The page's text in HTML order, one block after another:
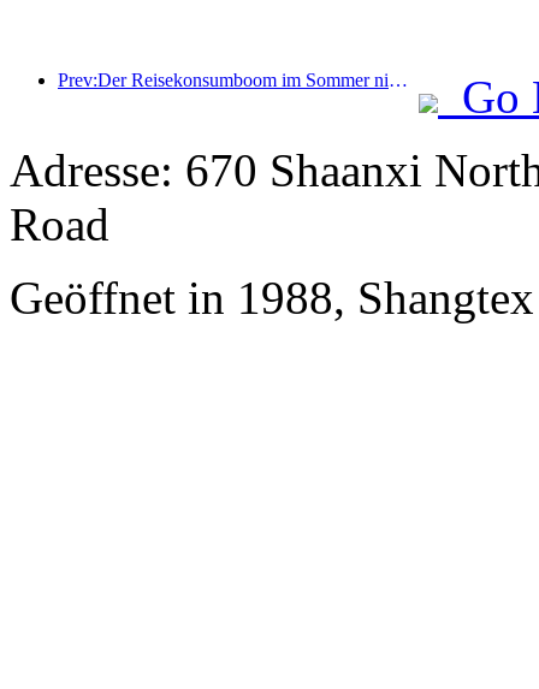
Prev:Der Reisekonsumboom im Sommer nimmt zu, der Markt für Kulturtourismus erlebt Neuerungen und Verbesserungen
Go
Adresse: 670 Shaanxi
Road
Geöffnet in 1988,